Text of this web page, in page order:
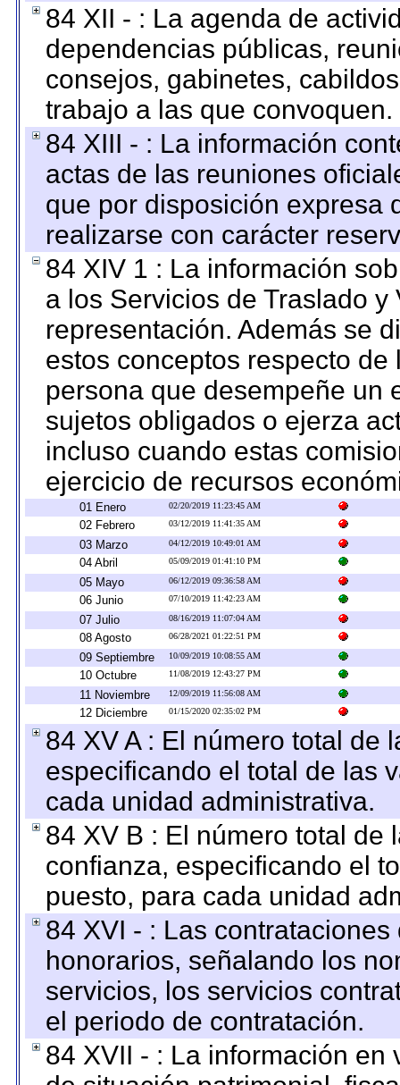
84 XII - : La agenda de
dependencias públicas,
consejos, gabinetes,
trabajo a las que convoquen.
84 XIII - : La información
actas de las reuniones
que por disposición expresa
realizarse con carácter
84 XIV 1 : La información
a los Servicios de Traslado
representación. Además se
estos conceptos respecto
persona que desempeñe un
sujetos obligados o ejerza
incluso cuando estas
ejercicio de recursos
01 Enero 02/20/2019 11:23:45 AM
02 Febrero 03/12/2019 11:41:35 AM
03 Marzo 04/12/2019 10:49:01 AM
04 Abril 05/09/2019 01:41:10 PM
05 Mayo 06/12/2019 09:36:58 AM
06 Junio 07/10/2019 11:42:23 AM
07 Julio 08/16/2019 11:07:04 AM
08 Agosto 06/28/2021 01:22:51 PM
09 Septiembre 10/09/2019 10:08:55 AM
10 Octubre 11/08/2019 12:43:27 PM
11 Noviembre 12/09/2019 11:56:08 AM
12 Diciembre 01/15/2020 02:35:02 PM
84 XV A : El número total de
especificando el total de las
cada unidad administrativa.
84 XV B : El número total de
confianza, especificando el
puesto, para cada unidad
84 XVI - : Las
honorarios, señalando los
servicios, los servicios
el periodo de contratación.
84 XVII - : La información